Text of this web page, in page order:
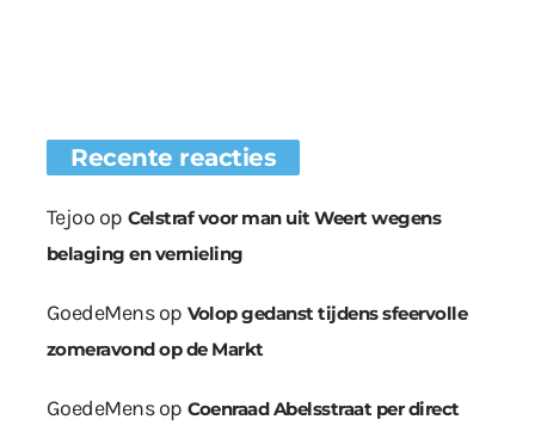
Recente reacties
Tejoo op Celstraf voor man uit Weert wegens
belaging en vernieling
GoedeMensop Volop gedanst tijdens sfeervolle
zomeravond op de Markt
GoedeMensop Coenraad Abelsstraat per direct